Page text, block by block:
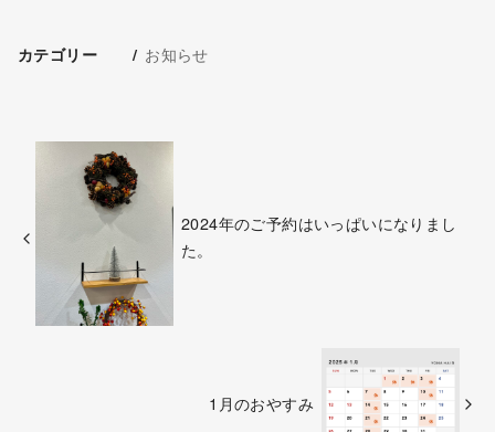
カテゴリー お知らせ
2024年のご予約はいっぱいになりまし
た。
1月のおやすみ